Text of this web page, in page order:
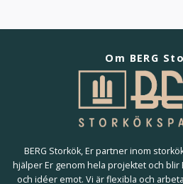
Om BERG
BERG Storkök, Er partner inom
hjälper Er genom hela projektet och
och idéer emot. Vi är flexibla och